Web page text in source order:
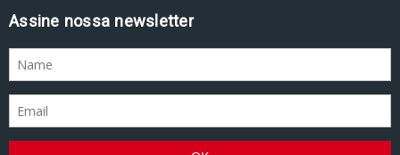
Assine nossa newsletter